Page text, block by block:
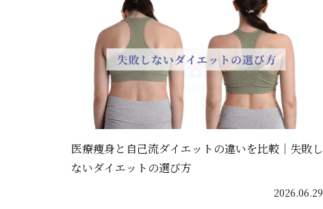
医療痩身と自己流ダイエットの違いを比較｜失敗し
ないダイエットの選び方
2026.06.29